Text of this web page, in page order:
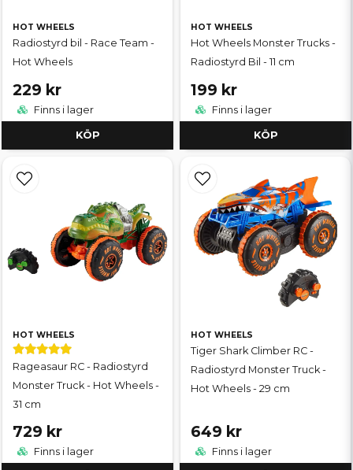
HOT WHEELS
Radiostyrd bil - Race Team -
Hot Wheels
229 kr
Finns i lager
KÖP
HOT WHEELS
Hot Wheels Monster Trucks -
Radiostyrd Bil - 11 cm
199 kr
Finns i lager
KÖP
HOT WHEELS
Rageasaur RC - Radiostyrd
Monster Truck - Hot Wheels -
31 cm
729 kr
Finns i lager
HOT WHEELS
Tiger Shark Climber RC -
Radiostyrd Monster Truck -
Hot Wheels - 29 cm
649 kr
Finns i lager